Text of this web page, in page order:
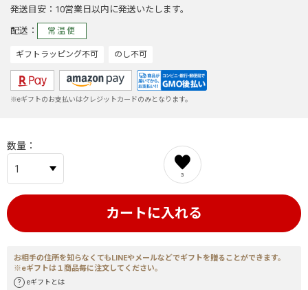
発送目安 10営業日以内に発送いたします。
配送 常温便
ギフトラッピング不可 のし不可
※eギフトのお支払いはクレジットカードのみとなります。
数量
3
カートに入れる
お相手の住所を知らなくてもLINEやメールなどでギフトを贈ることができます。
※eギフトは１商品毎に注文してください。
eギフトとは